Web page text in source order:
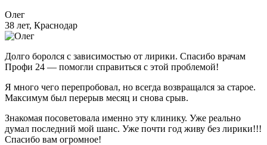
Олег
38 лет, Краснодар
Долго боролся с зависимостью от лирики. Спасибо врачам
Профи 24 — помогли справиться с этой проблемой!
Я много чего перепробовал, но всегда возвращался за старое.
Максимум был перерыв месяц и снова срыв.
Знакомая посоветовала именно эту клинику. Уже реально
думал последний мой шанс. Уже почти год живу без лирики!!!
Спасибо вам огромное!